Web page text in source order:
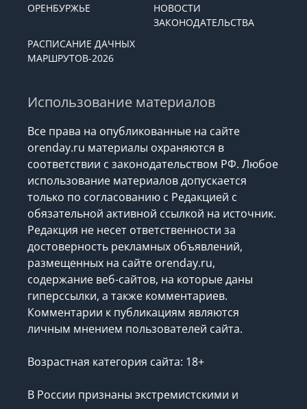
ОРЕНБУРЖЬЕ
НОВОСТИ
ЗАКОНОДАТЕЛЬСТВА
РАСПИСАНИЕ ДАЧНЫХ
МАРШРУТОВ-2026
Использование материалов
Все права на опубликованные на сайте
orenday.ru материалы охраняются в
соответствии с законодательством РФ. Любое
использование материалов допускается
только по согласованию с Редакцией с
обязательной активной ссылкой на источник.
Редакция не несет ответственности за
достоверность рекламных объявлений,
размещенных на сайте orenday.ru,
содержание веб-сайтов, на которые даны
гиперссылки, а также комментариев.
Комментарии к публикациям являются
личным мнением пользователей сайта.
Возрастная категория сайта: 18+
В России признаны экстремистскими и